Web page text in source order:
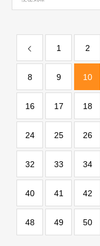
1 2
8 9 10
16 17 18
24 25 26
32 33 34
40 41 42
48 49 50